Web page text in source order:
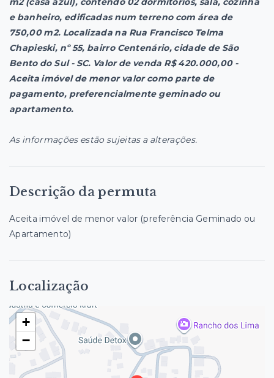
e banheiro, edificadas num terreno com área de
750,00 m2. Localizada na Rua Francisco Telma
Chapieski, nº 55, bairro Centenário, cidade de São
Bento do Sul - SC. Valor de venda R$ 420.000,00 -
Aceita imóvel de menor valor como parte de
pagamento, preferencialmente geminado ou
apartamento.
As informações estão sujeitas a alterações.
Descrição da permuta
Aceita imóvel de menor valor (preferência Geminado ou
Apartamento)
Localização
+
−